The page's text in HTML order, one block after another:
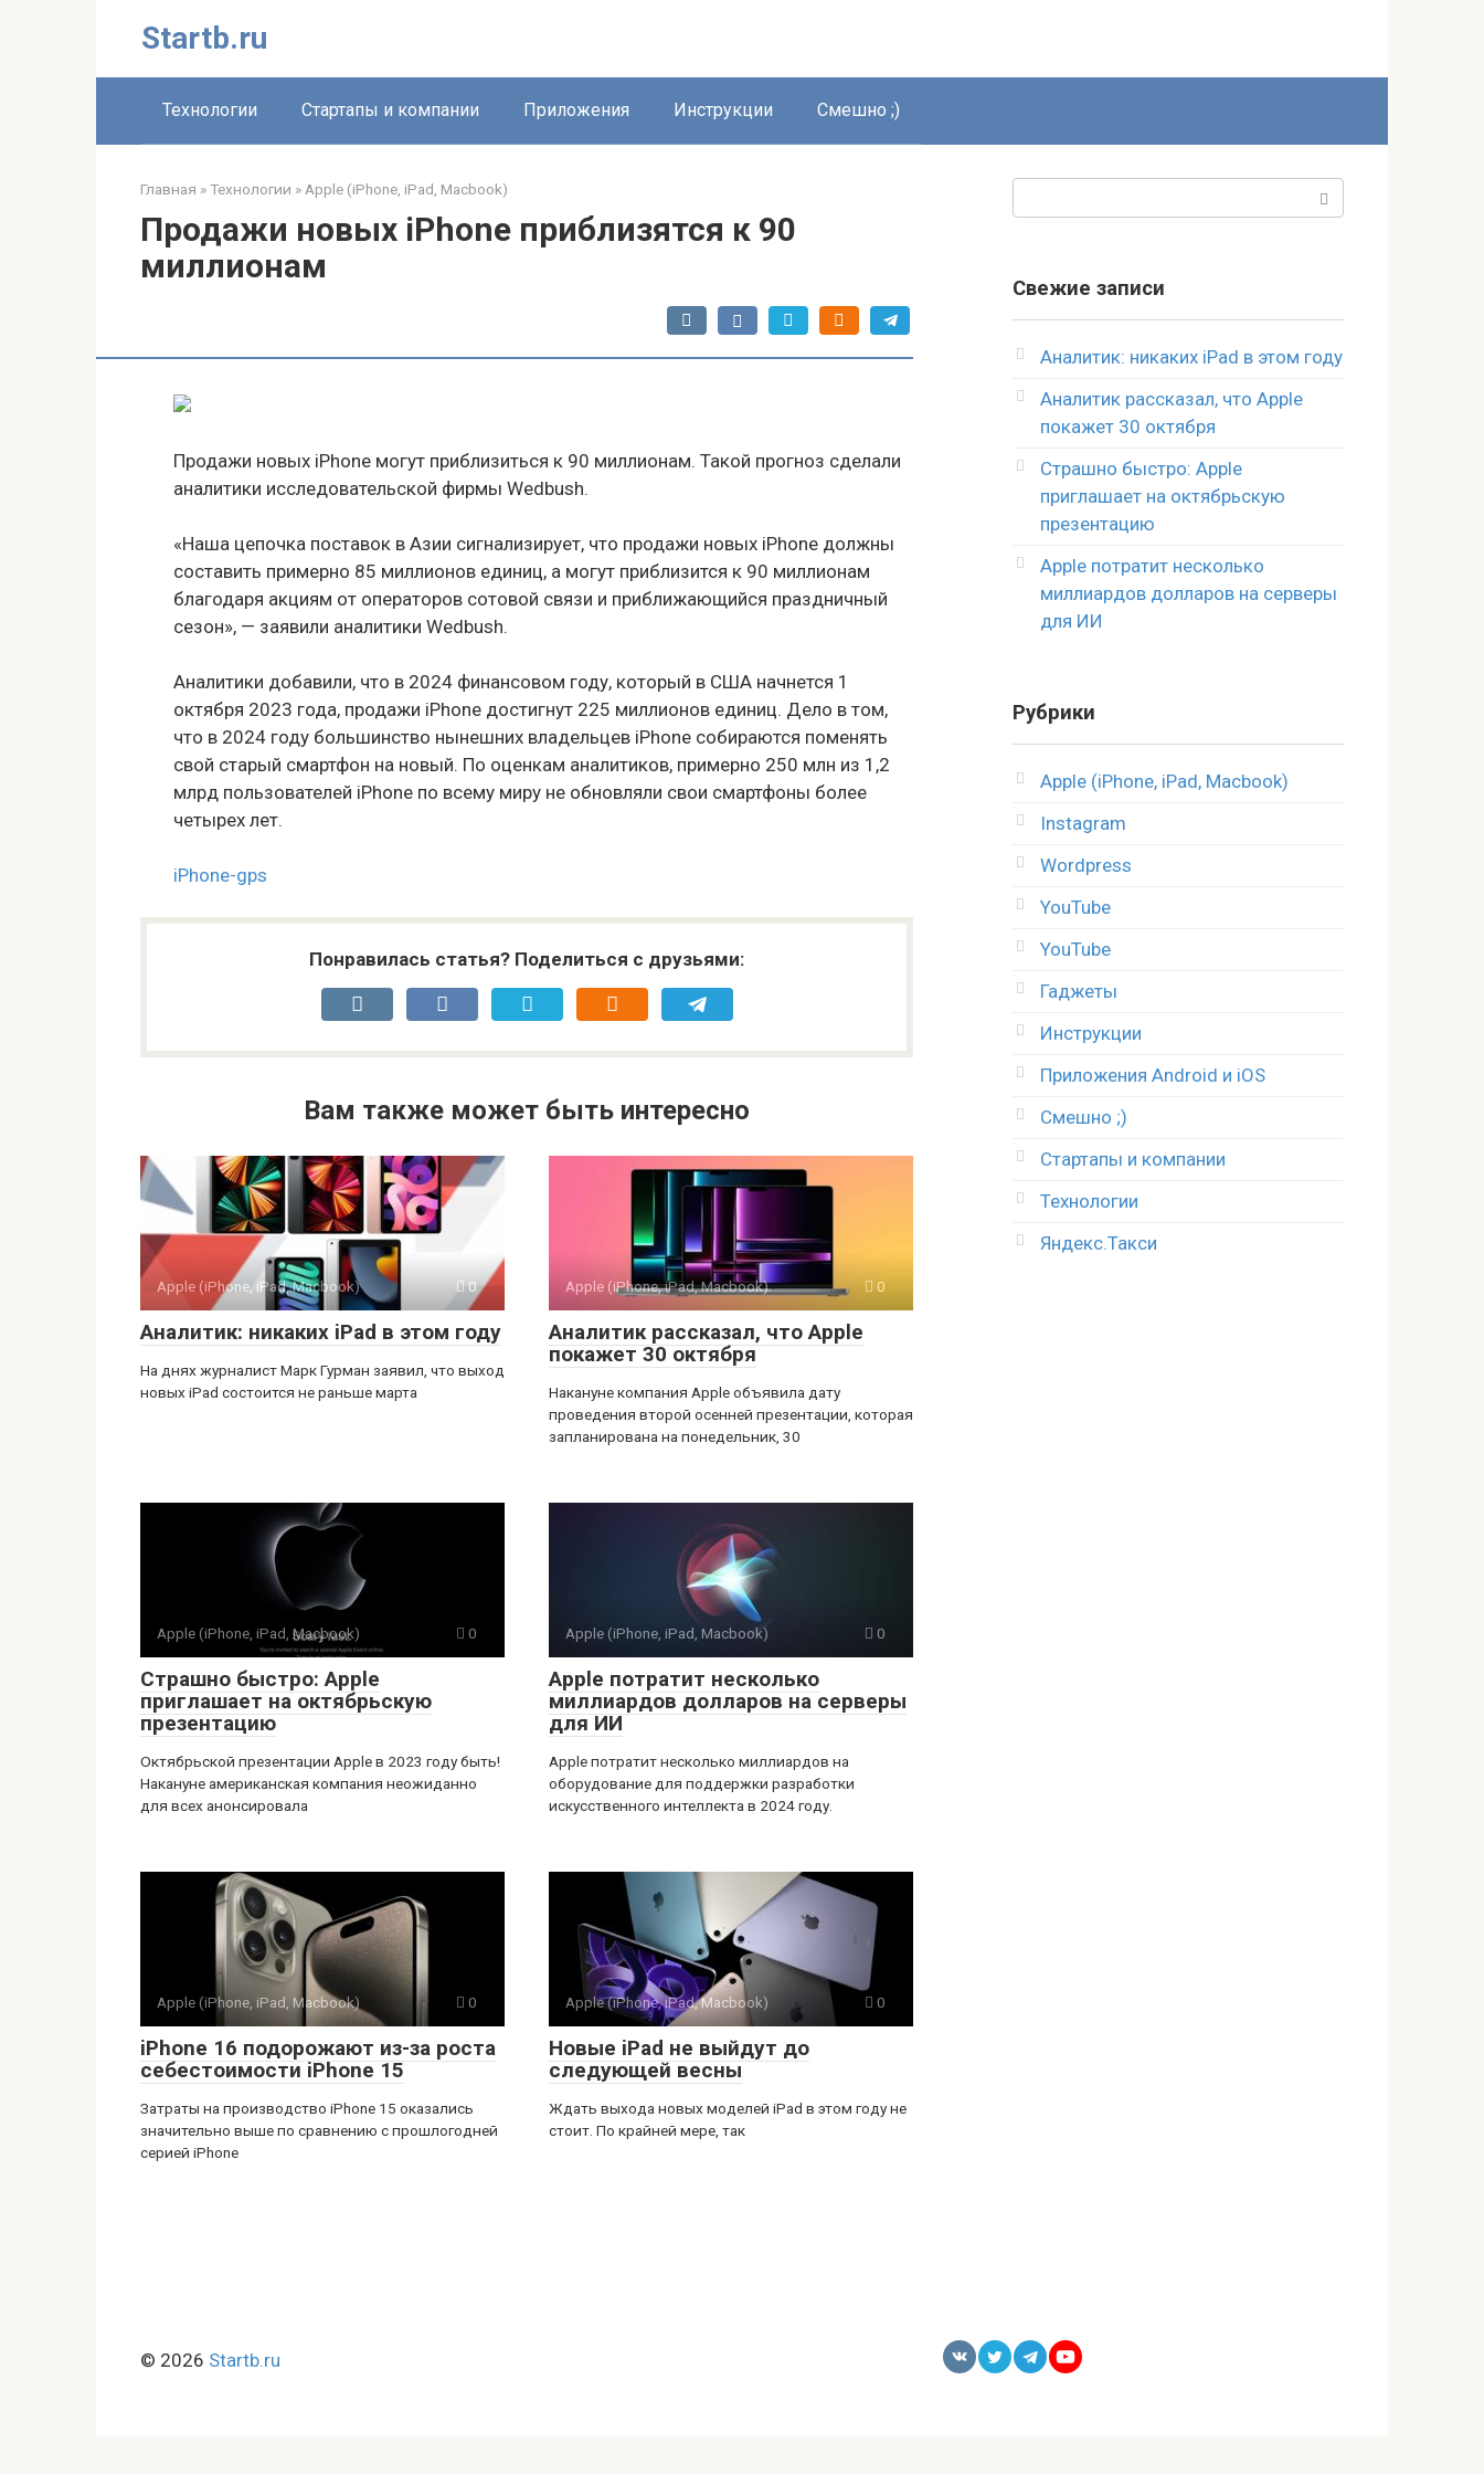
Startb.ru
Технологии Стартапы и компании Приложения Инструкции Смешно ;)
Главная »Технологии » Apple (iPhone, iPad, Macbook)
Продажи новых iPhone приблизятся к 90
миллионам
Продажи новых iPhone могут приблизиться к 90 миллионам. Такой прогноз сделали
аналитики исследовательской фирмы Wedbush.
«Наша цепочка поставок в Азии сигнализирует, что продажи новых iPhone должны
составить примерно 85 миллионов единиц, а могут приблизится к 90 миллионам
благодаря акциям от операторов сотовой связи и приближающийся праздничный
сезон», — заявили аналитики Wedbush.
Аналитики добавили, что в 2024 финансовом году, который в США начнется 1
октября 2023 года, продажи iPhone достигнут 225 миллионов единиц. Дело в том,
что в 2024 году большинство нынешних владельцев iPhone собираются поменять
свой старый смартфон на новый. По оценкам аналитиков, примерно 250 млн из 1,2
млрд пользователей iPhone по всему миру не обновляли свои смартфоны более
четырех лет.
iPhone-gps
Понравилась статья? Поделиться с друзьями:
Вам также может быть интересно
Apple (iPhone, iPad, Macbook) 0
Аналитик: никаких iPad в этом году
На днях журналист Марк Гурман заявил, что выход
новых iPad состоится не раньше марта
Apple (iPhone, iPad, Macbook) 0
Аналитик рассказал, что Apple
покажет 30 октября
Накануне компания Apple объявила дату
проведения второй осенней презентации, которая
запланирована на понедельник, 30
Apple (iPhone, iPad, Macbook) 0
Страшно быстро: Apple
приглашает на октябрьскую
презентацию
Октябрьской презентации Apple в 2023 году быть!
Накануне американская компания неожиданно
для всех анонсировала
Apple (iPhone, iPad, Macbook) 0
Apple потратит несколько
миллиардов долларов на серверы
для ИИ
Apple потратит несколько миллиардов на
оборудование для поддержки разработки
искусственного интеллекта в 2024 году.
Apple (iPhone, iPad, Macbook) 0
iPhone 16 подорожают из-за роста
себестоимости iPhone 15
Затраты на производство iPhone 15 оказались
значительно выше по сравнению с прошлогодней
серией iPhone
Apple (iPhone, iPad, Macbook) 0
Новые iPad не выйдут до
следующей весны
Ждать выхода новых моделей iPad в этом году не
стоит. По крайней мере, так
Свежие записи
Аналитик: никаких iPad в этом году
Аналитик рассказал, что Apple
покажет 30 октября
Страшно быстро: Apple
приглашает на октябрьскую
презентацию
Apple потратит несколько
миллиардов долларов на серверы
для ИИ
Рубрики
Apple (iPhone, iPad, Macbook)
Instagram
Wordpress
YouTube
YouTube
Гаджеты
Инструкции
Приложения Android и iOS
Смешно ;)
Стартапы и компании
Технологии
Яндекс.Такси
© 2026 Startb.ru